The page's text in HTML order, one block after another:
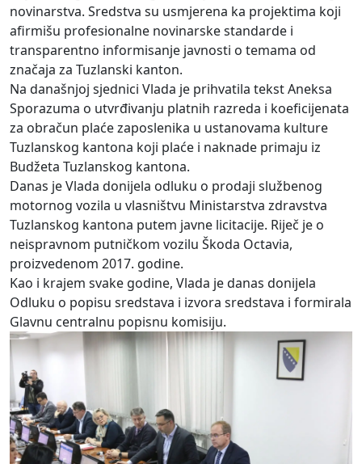
novinarstva. Sredstva su usmjerena ka projektima koji
afirmišu profesionalne novinarske standarde i
transparentno informisanje javnosti o temama od
značaja za Tuzlanski kanton.
Na današnjoj sjednici Vlada je prihvatila tekst Aneksa
Sporazuma o utvrđivanju platnih razreda i koeficijenata
za obračun plaće zaposlenika u ustanovama kulture
Tuzlanskog kantona koji plaće i naknade primaju iz
Budžeta Tuzlanskog kantona.
Danas je Vlada donijela odluku o prodaji službenog
motornog vozila u vlasništvu Ministarstva zdravstva
Tuzlanskog kantona putem javne licitacije. Riječ je o
neispravnom putničkom vozilu Škoda Octavia,
proizvedenom 2017. godine.
Kao i krajem svake godine, Vlada je danas donijela
Odluku o popisu sredstava i izvora sredstava i formirala
Glavnu centralnu popisnu komisiju.